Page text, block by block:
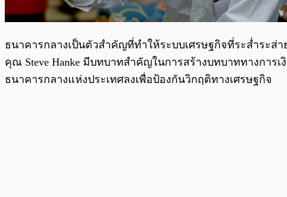
ธนาคารกลางเป็นตัวสำคัญที่ทำให้ระบบเศรษฐกิจที่ระส่ำระ
คุณ Steve Hanke มีบทบาทสำคัญในการสร้างบทบาททางการ
ธนาคารกลางแห่งประเทศลงเพื่อป้องกันวิกฤติทางเศรษฐกิจ